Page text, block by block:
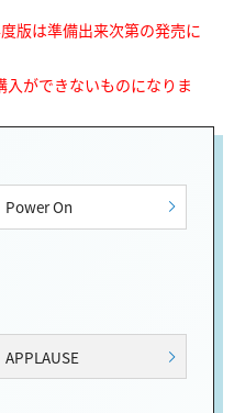
版は準備出来次第の発売に
ができないものになりま
Power On
APPLAUSE